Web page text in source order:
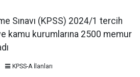
Sınavı (KPSS) 2024/1 tercih
kamu kurumlarına 2500 memur
KPSS-A İlanları